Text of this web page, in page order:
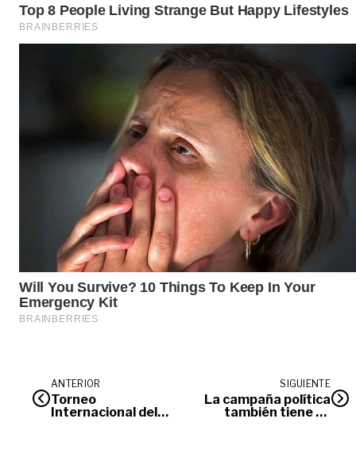
ANTERIOR
Torneo
Internacional del
SIGUIENTE
La campaña política
también tiene su